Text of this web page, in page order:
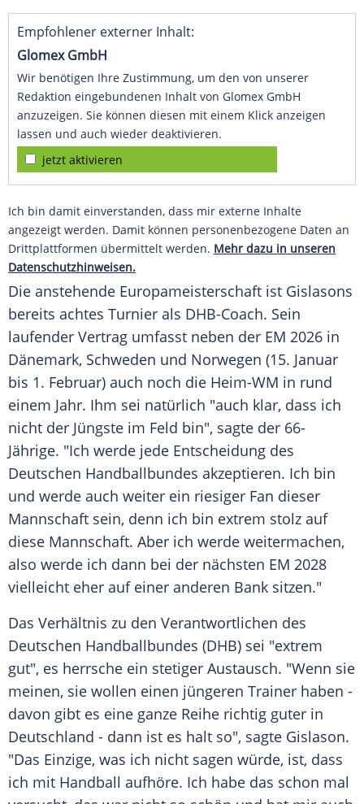
Empfohlener externer Inhalt:
Glomex GmbH
Wir benötigen Ihre Zustimmung, um den von unserer
Redaktion eingebundenen Inhalt von Glomex GmbH
anzuzeigen. Sie können diesen mit einem Klick anzeigen
lassen und auch wieder deaktivieren.
jetzt aktivieren
Ich bin damit einverstanden, dass mir externe Inhalte
angezeigt werden. Damit können personenbezogene Daten an
Drittplattformen übermittelt werden. Mehr dazu in unseren
Datenschutzhinweisen.
Die anstehende Europameisterschaft ist Gislasons
bereits achtes Turnier als DHB-Coach. Sein
laufender Vertrag umfasst neben der EM 2026 in
Dänemark, Schweden und Norwegen (15. Januar
bis 1. Februar) auch noch die Heim-WM in rund
einem Jahr. Ihm sei natürlich "auch klar, dass ich
nicht der Jüngste im Feld bin", sagte der 66-
Jährige. "Ich werde jede Entscheidung des
Deutschen Handballbundes akzeptieren. Ich bin
und werde auch weiter ein riesiger Fan dieser
Mannschaft sein, denn ich bin extrem stolz auf
diese Mannschaft. Aber ich werde weitermachen,
also werde ich dann bei der nächsten EM 2028
vielleicht eher auf einer anderen Bank sitzen."
Das Verhältnis zu den Verantwortlichen des
Deutschen Handballbundes (DHB) sei "extrem
gut", es herrsche ein stetiger Austausch. "Wenn sie
meinen, sie wollen einen jüngeren Trainer haben -
davon gibt es eine ganze Reihe richtig guter in
Deutschland - dann ist es halt so", sagte Gislason.
"Das Einzige, was ich nicht sagen würde, ist, dass
ich mit Handball aufhöre. Ich habe das schon mal